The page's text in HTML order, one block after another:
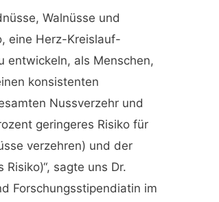
Walnüsse und
eine Herz-Kreislauf-
entwickeln, als Menschen,
konsistenten
Nussverzehr und
geringeres Risiko für
verzehren) und der
sagte uns Dr.
Forschungsstipendiatin im